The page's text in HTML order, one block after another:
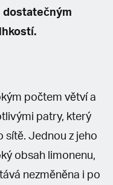
dostatečným
počtem větví a
patry, který
sítě. Jednou z jeho
obsah limonenu,
nezměněna i po